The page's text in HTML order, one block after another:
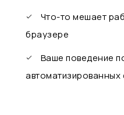
Что-то мешает
браузере
Ваше поведение
автоматизированных